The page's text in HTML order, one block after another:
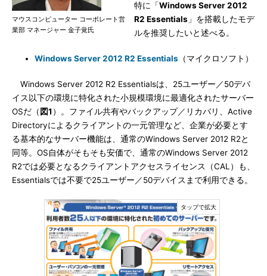
マウスコンピューター コーポレート営
業部 マネージャー 金子覚氏
特に「Windows Server 2012
R2 Essentials 」を搭載したモデ
ルを推奨したいと述べる。
Windows Server 2012 R2 Essentials （マイクロソフト）
Windows Server 2012 R2 Essentialsは、25ユーザー／50デバ
イス以下の環境に特化された小規模環境に最適化されたサーバー
OSだ（ 図1 ）。ファイル共有やバックアップ／リカバリ、Active
Directoryによるクライアントの一元管理など、企業が必要とす
る基本的なサーバー機能は、通常のWindows Server 2012 R2と
同等。OS自体がそもそも安価で、通常のWindows Server 2012
R2では必要となるクライアントアクセスライセンス（CAL）も、
Essentialsでは不要で25ユーザー／50デバイスまで利用できる。